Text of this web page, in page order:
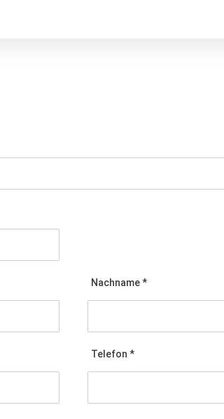
Nachname *
Telefon *